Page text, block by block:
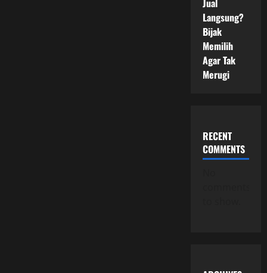
Jual
Langsung?
Bijak
Memilih
Agar Tak
Merugi
RECENT
COMMENTS